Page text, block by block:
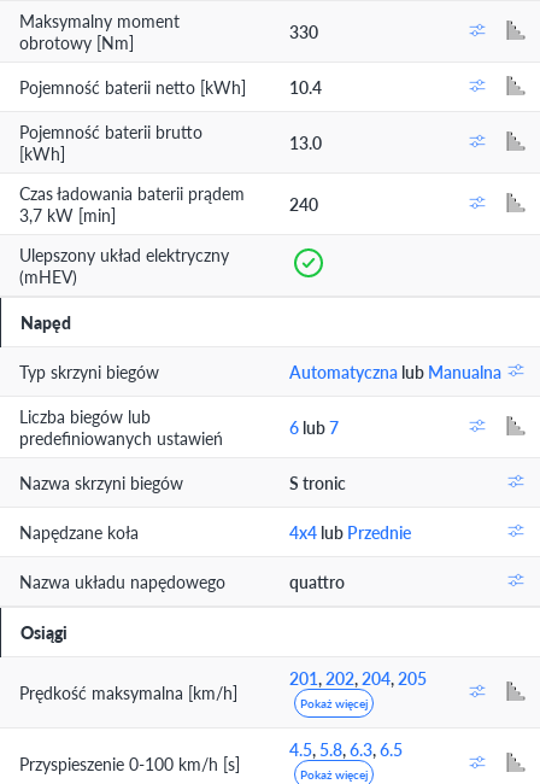
Maksymalny moment
obrotowy [Nm]
330
Pojemność baterii netto [kWh]
10.4
Pojemność baterii brutto
[kWh]
13.0
Czas ładowania baterii prądem
3,7 kW [min]
240
Ulepszony układ elektryczny
(mHEV)
Napęd
Typ skrzyni biegów Automatyczna lub Manualna
Liczba biegów lub
predefiniowanych ustawień
6 lub7
Nazwa skrzyni biegów S tronic
Napędzane koła 4x4 lub Przednie
Nazwa układu napędowego quattro
Osiągi
Prędkość maksymalna [km/h]
201,202,204,205
Pokaż więcej
Przyspieszenie 0-100 km/h [s]
4.5, 5.8,6.3,6.5
Pokaż więcej